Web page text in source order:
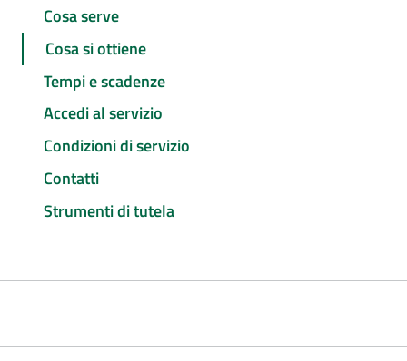
Cosa serve
Cosa si ottiene
Tempi e scadenze
Accedi al servizio
Condizioni di servizio
Contatti
Strumenti di tutela